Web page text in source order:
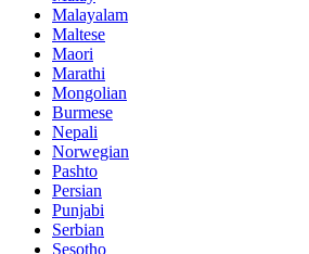
Malayalam
Maltese
Maori
Marathi
Mongolian
Burmese
Nepali
Norwegian
Pashto
Persian
Punjabi
Serbian
Sesotho